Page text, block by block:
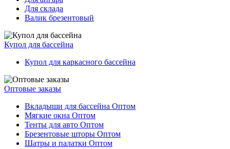
Для склада
Валик брезентовый
Купол для бассейна
Купол для каркасного бассейна
Оптовые заказы
Вкладыши для бассейна Оптом
Мягкие окна Оптом
Тенты для авто Оптом
Брезентовые шторы Оптом
Шатры и палатки Оптом